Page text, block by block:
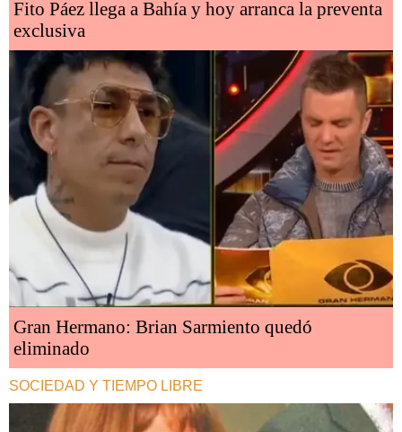
Fito Páez llega a Bahía y hoy arranca la preventa
exclusiva
Gran Hermano: Brian Sarmiento quedó
eliminado
SOCIEDAD Y TIEMPO LIBRE